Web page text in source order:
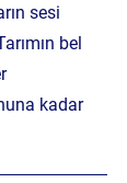
sesi
bel
kadar